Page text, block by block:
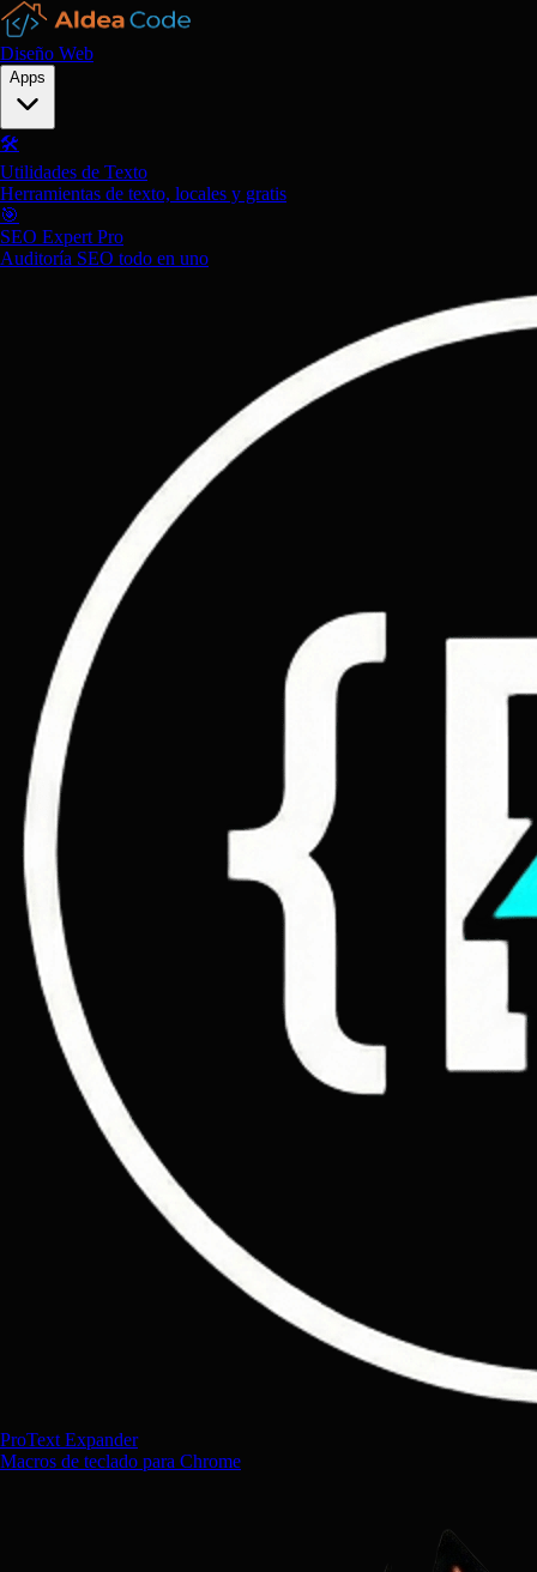
Diseño Web
Apps
🛠️
Utilidades de Texto
Herramientas de texto, locales y gratis
🎯
SEO Expert Pro
Auditoría SEO todo en uno
ProText Expander
Macros de teclado para Chrome